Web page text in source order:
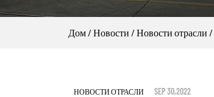
Дом / Новости / Новости отрасли /
НОВОСТИ ОТРАСЛИ SEP 30,2022